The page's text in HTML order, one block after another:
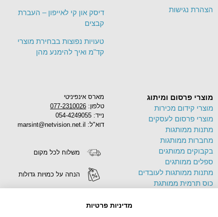
מארס אינפיניטי
טלפון: 077-2310026
נייד: 054-4249055
דוא"ל: marsint@netvision.net.il
משלוח לכל מקום
הנחה על כמויות גדולות
מוצרי פרסום ומיתוג
מוצרי קידום מכירות
מוצרי פרסום לעסקים
מתנות ממותגות
מחברות ממותגות
בקבוקים ממותגים
ספלים ממותגים
מתנות ממותגות לעובדים
כוס תרמית ממותגת
דיסק און קי לאייפון – העברת
קבצים
טעויות נפוצות בבחירת מוצרי
קד"מ ואיך להימנע מהן
הצהרת נגישות
מדיניות פרטיות